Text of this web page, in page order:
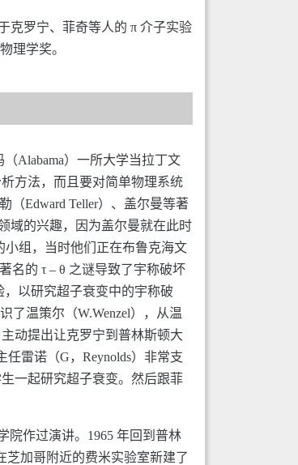
克罗宁、菲奇等人的 π 介子实验
理学奖。
Alabama）一所大学当拉丁文
方法，而且要对简单物理系统
（Edward Teller）、盖尔曼等著
域的兴趣，因为盖尔曼就在此时
小组，当时他们正在布鲁克海文
名的 τ – θ 之谜导致了宇称破坏
以研究超子衰变中的宇称破
了温策尔（W.Wenzel），从温
动提出让克罗宁到普林斯顿大
雷诺（G，Reynolds）非常支
一起研究超子衰变。然后跟菲
院作过演讲。1965 年回到普林
芝加哥附近的费米实验室新建了